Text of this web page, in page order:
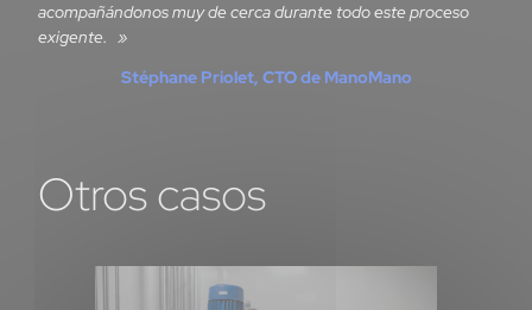
acompañándonos muy de cerca durante todo este proceso
exigente.
Stéphane Priolet, CTO de ManoMano
Otros casos